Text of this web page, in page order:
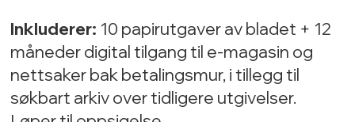
Inkluderer: 10 papirutgaver av bladet + 12
måneder digital tilgang til e-magasin og
nettsaker bak betalingsmur, i tillegg til
søkbart arkiv over tidligere utgivelser.